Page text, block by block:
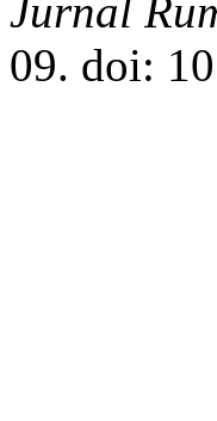
Jurnal
09. doi: